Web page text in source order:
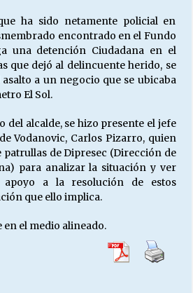
HONORARIOS, DESPIDOS
la Rerum Novarum a 135 años. “La
2026
a los ricos, Save Our Souls (Salvar
Almas)
2026
con doble sueldo?
ha sido netamente policial en
encontrado en el Fundo
una detención Ciudadana en el
que dejó al delincuente herido, se
a un negocio que se ubicaba
El Sol.
del alcalde, se hizo presente el jefe
Vodanovic, Carlos Pizarro, quien
patrullas de Dipresec (Dirección de
para analizar la situación y ver
a la resolución de estos
que ello implica.
el medio alineado.